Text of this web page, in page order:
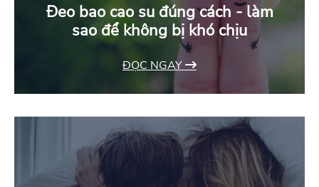
Đeo bao cao su đúng cách - làm
sao để không bị khó chịu
ĐỌC NGAY